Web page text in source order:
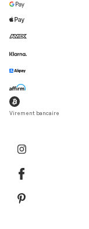
Virement bancaire